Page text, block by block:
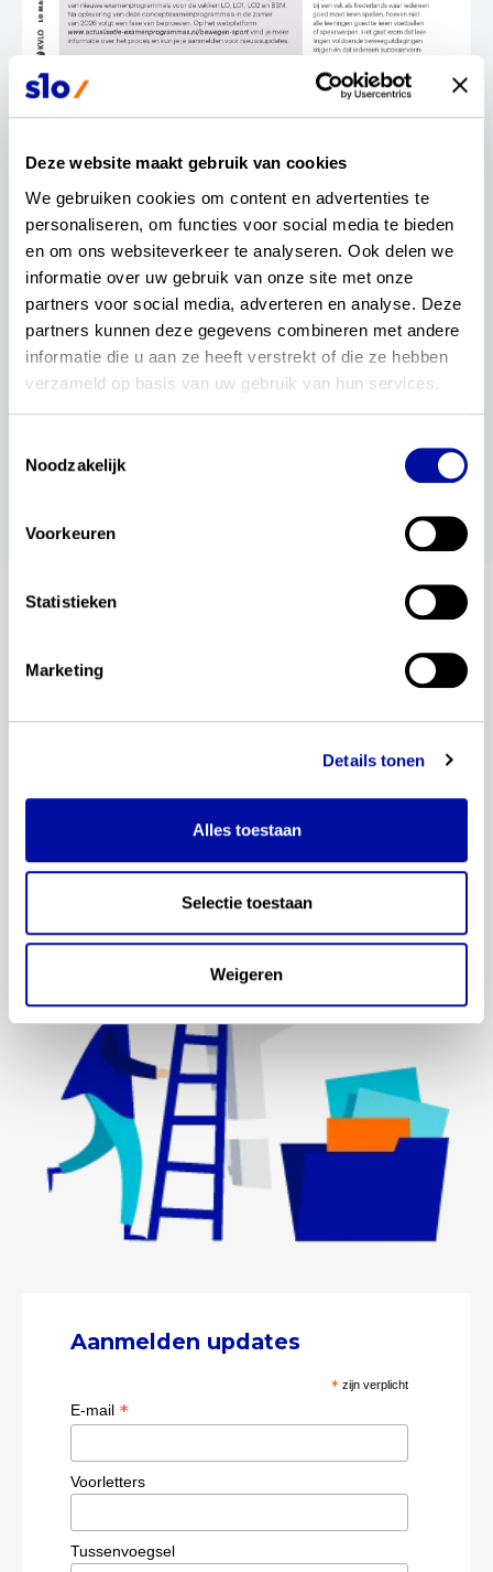
Deze website maakt gebruik van cookies
We gebruiken cookies om content en advertenties te
personaliseren, om functies voor social media te bieden
en om ons websiteverkeer te analyseren. Ook delen we
informatie over uw gebruik van onze site met onze
partners voor social media, adverteren en analyse. Deze
partners kunnen deze gegevens combineren met andere
informatie die u aan ze heeft verstrekt of die ze hebben
verzameld op basis van uw gebruik van hun services.
Noodzakelijk
Voorkeuren
Statistieken
Marketing
Details tonen
Alles toestaan
Selectie toestaan
Weigeren
wil je dit delen?
Relevante publicaties
conceptexamenprogramma’s brengen
ontwikkelingen? Meld je dan nu aan voor onze
als wij een nieuwsbericht plaatsen.
Aanmelden updates
* zijn verplicht
E-mail *
Voorletters
Tussenvoegsel